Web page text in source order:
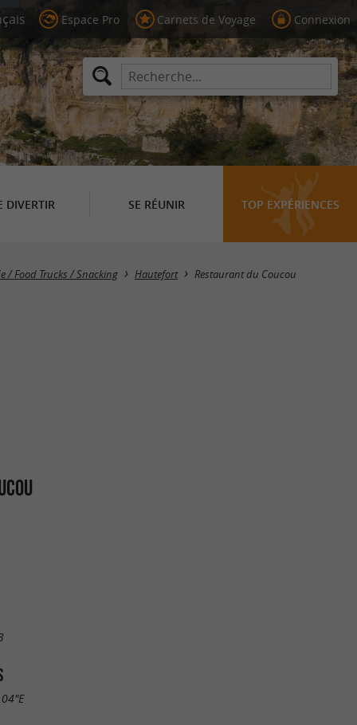
Espace Pro Carnets de Voyage Connexion
DIVERTIR SE RÉUNIR TOP EXPÉRIENCES
/ Food Trucks / Snacking Hautefort Restaurant du Coucou